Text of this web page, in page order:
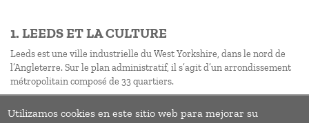
1. LEEDS ET LA CULTURE
Leeds est une ville industrielle du West Yorkshire, dans le nord de
l’Angleterre. Sur le plan administratif, il s’agit d’un arrondissement
métropolitain composé de 33 quartiers.
Utilizamos cookies en este sitio web para mejorar su